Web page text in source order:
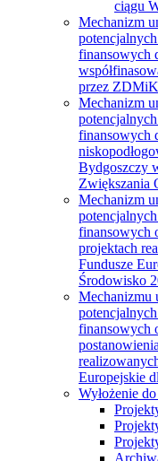
ciągu
Mechanizm
finansowych
przez
Mechanizm
finansowych
Bydgoszczy
Zwiększania
Mechanizm
finansowych
projektach
Fundusze
Środowisko
Mechanizmu
finansowych
Europejskie
Wyłożenie